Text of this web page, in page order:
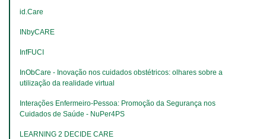
​​​​​​​id.Care
INbyCARE
InfFUCI
InObCare - Inovação nos cuidados obstétricos: olhares sobre a
utilização da realidade virtual
Interações Enfermeiro-Pessoa: Promoção da Segurança nos
Cuidados de Saúde - NuPer4PS
LEARNING 2 DECIDE CARE